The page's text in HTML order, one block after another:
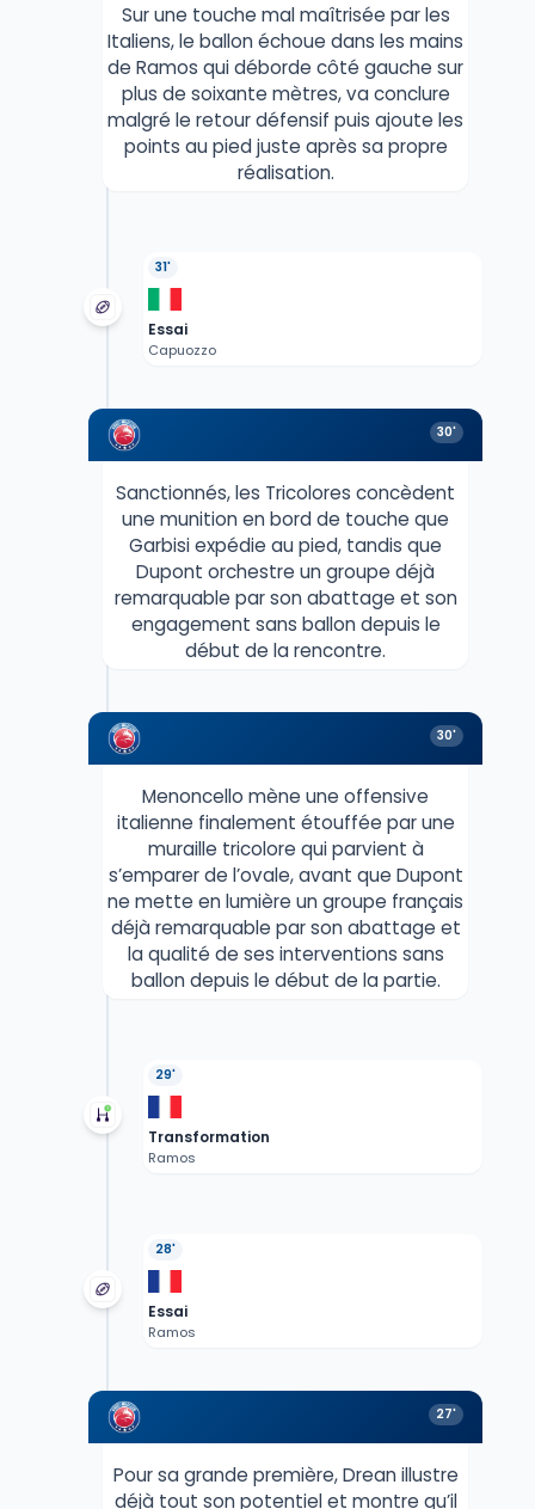
Sur une touche mal maîtrisée par les
Italiens, le ballon échoue dans les mains
de Ramos qui déborde côté gauche sur
plus de soixante mètres, va conclure
malgré le retour défensif puis ajoute les
points au pied juste après sa propre
réalisation.
31'
Essai
Capuozzo
30'
Sanctionnés, les Tricolores concèdent
une munition en bord de touche que
Garbisi expédie au pied, tandis que
Dupont orchestre un groupe déjà
remarquable par son abattage et son
engagement sans ballon depuis le
début de la rencontre.
30'
Menoncello mène une offensive
italienne finalement étouffée par une
muraille tricolore qui parvient à
s’emparer de l’ovale, avant que Dupont
ne mette en lumière un groupe français
déjà remarquable par son abattage et
la qualité de ses interventions sans
ballon depuis le début de la partie.
29'
Transformation
Ramos
28'
Essai
Ramos
27'
Pour sa grande première, Drean illustre
déjà tout son potentiel et montre qu’il